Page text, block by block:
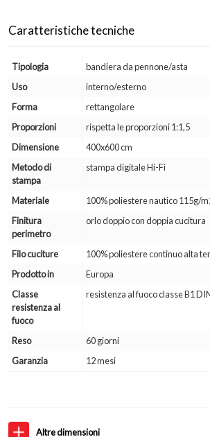
Altre dimensioni
Caratteristiche tecniche
Tipologia
bandiera da pennone/asta
Uso
interno/esterno
Forma
rettangolare
Proporzioni
rispetta le proporzioni 1:1,5
Dimensione
400x600 cm
Metodo di
stampa
stampa digitale Hi-Fi
Materiale
100% poliestere nautico 115g/
Finitura
perimetro
orlo doppio con doppia cucitura
Filo cuciture
100% poliestere continuo alta
Prodotto in
Europa
Classe
resistenza al
fuoco
resistenza al fuoco classe B1
Reso
60 giorni
Garanzia
12 mesi